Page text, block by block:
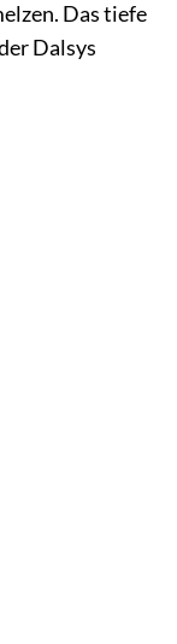
Das tiefe
Dalsys